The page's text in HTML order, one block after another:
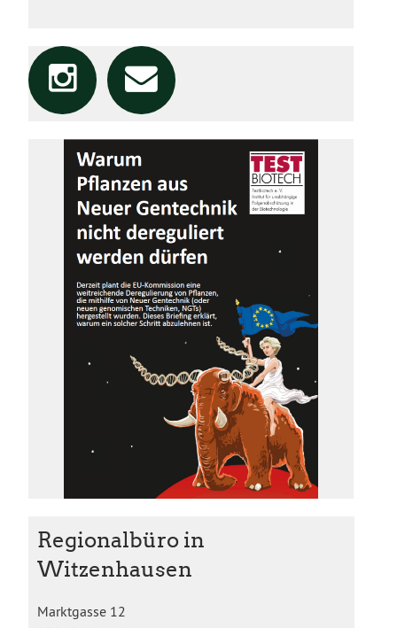
Regionalbüro in
Witzenhausen
Marktgasse 12